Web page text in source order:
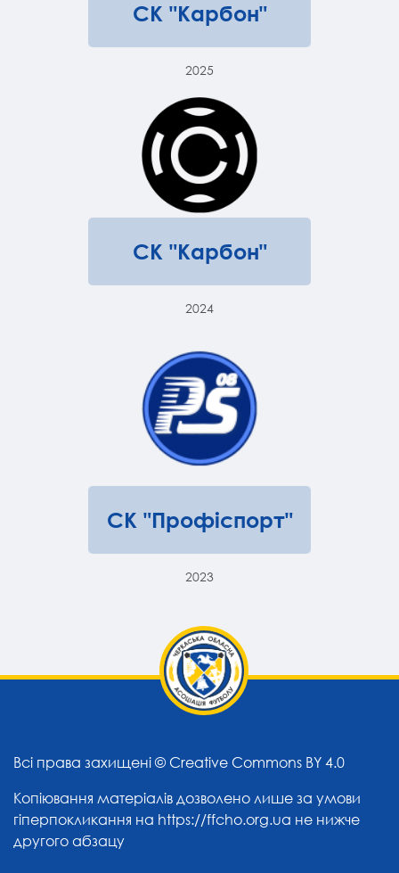
СК "Карбон"
2025
СК "Карбон"
2024
СК "Профіспорт"
2023
Всі права захищені © Creative Commons BY 4.0
Копіювання матеріалів дозволено лише за умови
гіперпокликання на https://ffcho.org.ua не нижче
другого абзацу